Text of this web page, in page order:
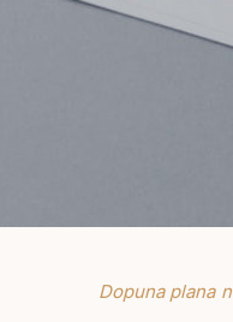
Dopuna plana